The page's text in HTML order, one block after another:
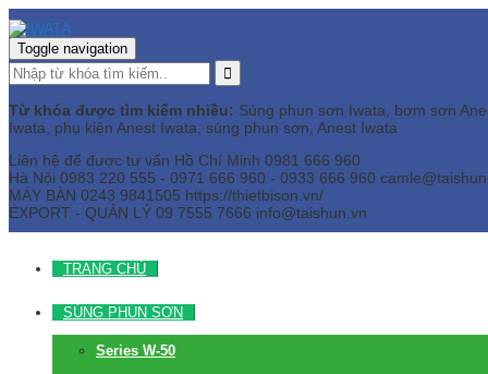
Toggle navigation
Từ khóa được tìm kiếm nhiều: Súng phun sơn Iwata, bơm sơn
Iwata, phụ kiện Anest Iwata, súng phun sơn, Anest Iwata
Liên hệ để được tư vấn Hồ Chí Minh 0981 666 960
Hà Nội 0983 220 555 - 0971 666 960 - 0933 666 960
MÁY BÀN 0243 9841505 https://thietbison.vn/
EXPORT - QUẢN LÝ 09 7555 7666 info@taishun.vn
TRANG CHỦ
SÚNG PHUN SƠN
Series W-50